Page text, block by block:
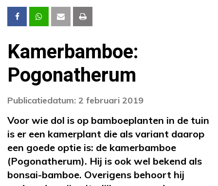
Kamerbamboe:
Pogonatherum
Publicatiedatum: 2 februari 2019
Voor wie dol is op bamboeplanten in de tuin
is er een kamerplant die als variant daarop
een goede optie is: de kamerbamboe
(Pogonatherum). Hij is ook wel bekend als
bonsai-bamboe. Overigens behoort hij